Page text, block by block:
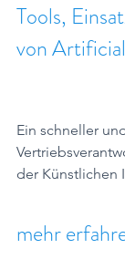
Tools,
von
Ein schneller
der Künstlichen
mehr